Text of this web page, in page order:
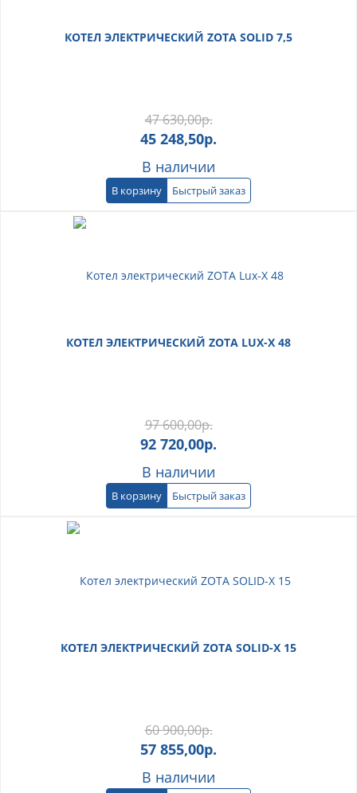
КОТЕЛ ЭЛЕКТРИЧЕСКИЙ ZOTA SOLID 7,5
47 630,00р.
45 248,50р.
В наличии
В корзину Быстрый заказ
КОТЕЛ ЭЛЕКТРИЧЕСКИЙ ZOTA LUX-X 48
97 600,00р.
92 720,00р.
В наличии
В корзину Быстрый заказ
КОТЕЛ ЭЛЕКТРИЧЕСКИЙ ZOTA SOLID-X 15
60 900,00р.
57 855,00р.
В наличии